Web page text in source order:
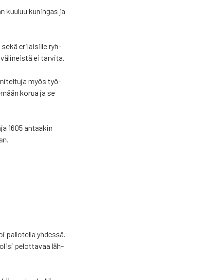
kuu­luu kunin­gas ja
sekä eri­lai­sil­le ryh­
ei tar­vi­ta.
myös työ­
korua ja se
1605 antaa­kin
pal­lo­tel­la yhdes­sä.
oli­si pelot­ta­vaa läh­